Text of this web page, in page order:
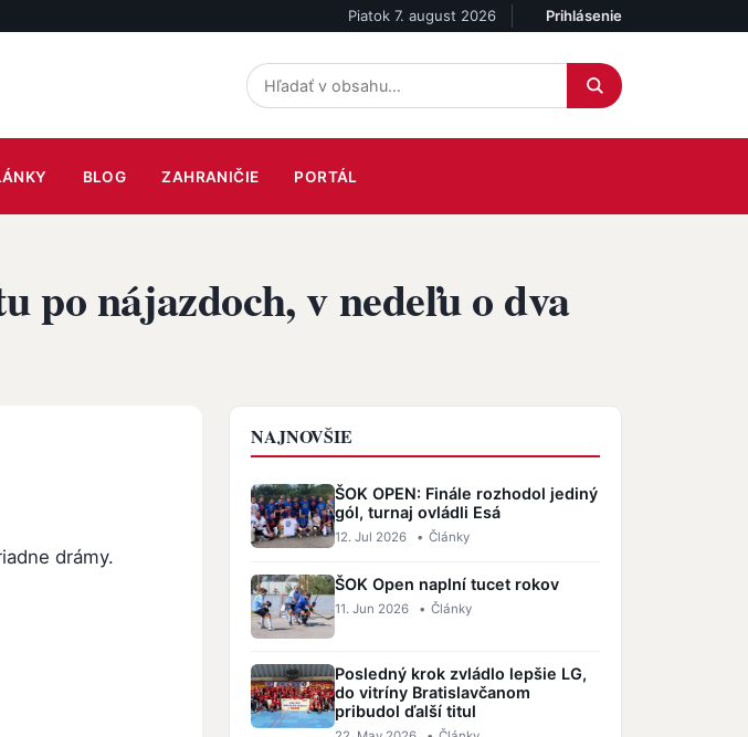
Piatok 7. august 2026 Účet
Prihlásenie
BLOG ZAHRANIČIE PORTÁL
po nájazdoch, v nedeľu o dva
drámy.
NAJNOVŠIE
ŠOK OPEN: Finále rozhodol jediný
gól, turnaj ovládli Esá
12. Jul 2026 • Články
ŠOK Open naplní tucet rokov
11. Jun 2026 • Články
Posledný krok zvládlo lepšie LG,
do vitríny Bratislavčanom
pribudol ďalší titul